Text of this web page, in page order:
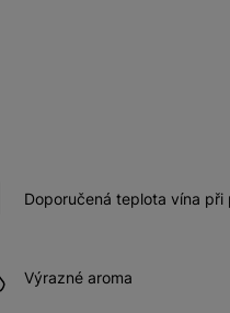
Doporučená teplota vína při
Výrazné aroma